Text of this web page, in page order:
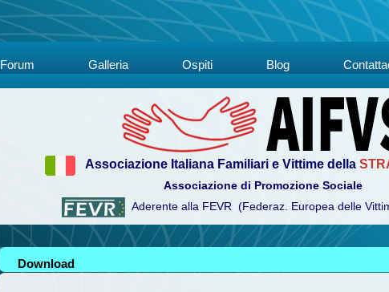
Forum Galleria Ospiti Blog
Associazione Italiana Familiari e Vittime della
Associazione di Promozione Sociale
Aderente alla FEVR (Federaz. Europea delle
Download